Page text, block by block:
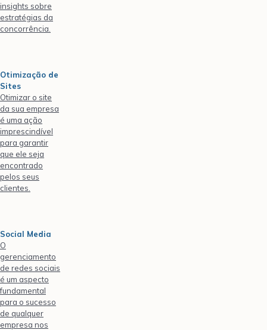
insights sobre
estratégias da
concorrência.
Otimização de
Sites
Otimizar o site
da sua empresa
é uma ação
imprescindível
para garantir
que ele seja
encontrado
pelos seus
clientes.
Social Media
O
gerenciamento
de redes sociais
é um aspecto
fundamental
para o sucesso
de qualquer
empresa nos